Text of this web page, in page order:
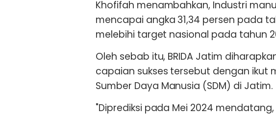
Khofifah menambahkan, Industri
mencapai angka 31,34 persen pada
melebihi target nasional pada tahun
Oleh sebab itu, BRIDA Jatim
capaian sukses tersebut dengan ikut
Sumber Daya Manusia (SDM) di Jatim.
"Diprediksi pada Mei 2024